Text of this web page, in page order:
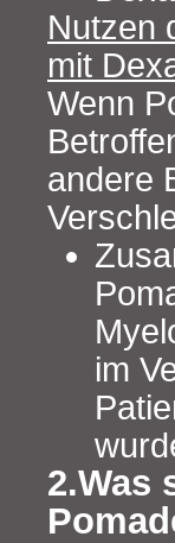
Nutzen
mit
Wenn
andere
im
2.Was